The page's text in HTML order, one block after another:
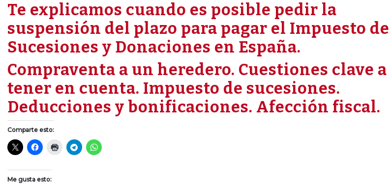
Te explicamos cuando es posible pedir la
suspensión del plazo para pagar el Impuesto de
Sucesiones y Donaciones en España.
Compraventa a un heredero. Cuestiones clave a
tener en cuenta. Impuesto de sucesiones.
Deducciones y bonificaciones. Afección fiscal.
Comparte esto:
Me gusta esto: